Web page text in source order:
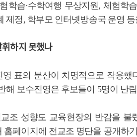
학습·수학여행 무상지원, 체험학
제정, 학부모 인터넷방송국 운영
하지 못했나
표의 분산이 치명적으로 작용했
해 보수진영은 후보들이 5명이 난
조 성향도 교육현장의 반감을 불
홈페이지에 전교조 명단을 공개하